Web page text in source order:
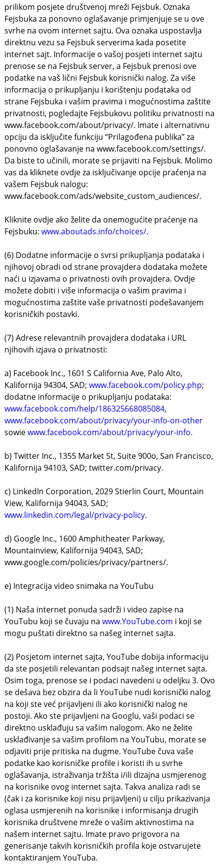
prilikom posjete društvenoj mreži Fejsbuk. Oznaka
Fejsbuka za ponovno oglašavanje primjenjuje se u ove
svrhe na ovom internet sajtu. Ova oznaka uspostavlja
direktnu vezu sa Fejsbuk serverima kada posetite
internet sajt. Informacije o vašoj posjeti internet sajtu
prenose se na Fejsbuk server, a Fejsbuk prenosi ove
podatke na vaš lični Fejsbuk korisnički nalog. Za više
informacija o prikupljanju i korištenju podataka od
strane Fejsbuka i vašim pravima i mogućnostima zaštite
privatnosti, pogledajte Fejsbukovu politiku privatnosti na
www.facebook.com/about/privacy/. Imate i alternativnu
opciju da isključite funkciju “Prilagođena publika” za
ponovno oglašavanje na www.facebook.com/settings/.
Da biste to učinili, morate se prijaviti na Fejsbuk. Molimo
vas da kliknete ovdje za isključivanje opcije praćenja na
vašem Fejsbuk nalogu:
www.facebook.com/ads/website_custom_audiences/.
Kliknite ovdje ako želite da onemogućite praćenje na
Fejsbuku: www.aboutads.info/choices/.
(6) Dodatne informacije o svrsi prikupljanja podataka i
njihovoj obradi od strane provajdera dodataka možete
naći u izjavama o privatnosti ovih provajdera. Ovdje
možete dobiti i više informacija o vašim pravima i
mogućnostima zaštite vaše privatnosti podešavanjem
korisničkih postavki.
(7) Adrese relevantnih provajdera dodataka i URL
njihovih izjava o privatnosti:
a) Facebook Inc., 1601 S California Ave, Palo Alto,
Kalifornija 94304, SAD; www.facebook.com/policy.php;
dodatne informacije o prikupljanju podataka:
www.facebook.com/help/186325668085084,
www.facebook.com/about/privacy/your-info-on-other
sowiewww.facebook.com/about/privacy/your-info.
b) Twitter Inc., 1355 Market St, Suite 900o, San Francisco,
Kalifornija 94103, SAD; twitter.com/privacy.
c) LinkedIn Corporation, 2029 Stierlin Court, Mountain
View, Kalifornija 94043, SAD;
www.linkedin.com/legal/privacy-policy.
d) Google Inc., 1600 Amphitheater Parkway,
Mountainview, Kalifornija 94043, SAD;
www.google.com/policies/privacy/partners/.
e) Integracija video snimaka na YouTubu
(1) Naša internet ponuda sadrži i video zapise na
YouTubu koji se čuvaju na www.YouTube.com i koji se
mogu puštati direktno sa našeg internet sajta.
(2) Posjetom internet sajta, YouTube dobija informaciju
da ste posjetili relevantan podsajt našeg internet sajta.
Osim toga, prenose se i podaci navedeni u odeljku 3. Ovo
se dešava bez obzira da li YouTube nudi korisnički nalog
na koji ste već prijavljeni ili ako korisnički nalog ne
postoji. Ako ste prijavljeni na Googlu, vaši podaci se
direktno usklađuju sa vašim nalogom. Ako ne želite
usklađivanje sa vašim profilom na YouTubu, morate se
odjaviti prije pritiska na dugme. YouTube čuva vaše
podatke kao korisničke profile i koristi ih u svrhe
oglašavanja, istraživanja tržišta i/ili dizajna usmjerenog
na korisnike ovog internet sajta. Takva analiza radi se
(čak i za korisnike koji nisu prijavljeni) u cilju prikazivanja
oglasa usmjerenih na korisnike i informisanja drugih
korisnika društvene mreže o vašim aktivnostima na
našem internet sajtu. Imate pravo prigovora na
generisanje takvih korisničkih profila koje ostvarujete
kontaktiranjem YouTuba.